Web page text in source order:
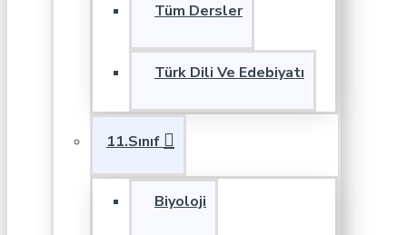
Tüm Dersler
Türk Dili Ve Edebiyatı
11.Sınıf
Biyoloji